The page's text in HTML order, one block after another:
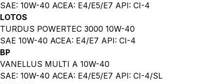
SAE: 10W-40 ACEA: E4/E5/E7 API: CI-4
LOTOS
TURDUS POWERTEC 3000 10W-40
SAE 10W-40 ACEA: E4/E7 API: CI-4
BP
VANELLUS MULTI A 10W-40
SAE: 10W-40 ACEA: E4/E5/E7 API: CI-4/SL